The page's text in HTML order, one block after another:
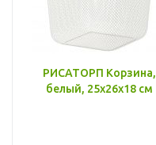
РИСАТОРП Корзина,
белый, 25x26x18 см